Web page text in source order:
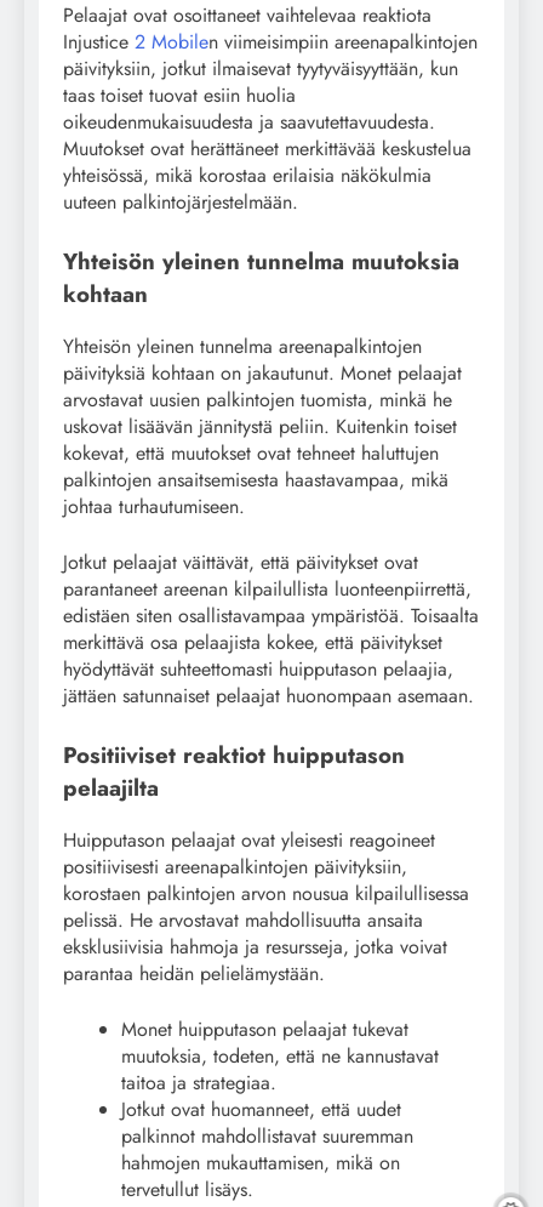
Pelaajat ovat osoittaneet vaihtelevaa reaktiota
Injustice 2 Mobilen viimeisimpiin areenapalkintojen
päivityksiin, jotkut ilmaisevat tyytyväisyyttään, kun
taas toiset tuovat esiin huolia
oikeudenmukaisuudesta ja saavutettavuudesta.
Muutokset ovat herättäneet merkittävää keskustelua
yhteisössä, mikä korostaa erilaisia näkökulmia
uuteen palkintojärjestelmään.
Yhteisön yleinen tunnelma muutoksia
kohtaan
Yhteisön yleinen tunnelma areenapalkintojen
päivityksiä kohtaan on jakautunut. Monet pelaajat
arvostavat uusien palkintojen tuomista, minkä he
uskovat lisäävän jännitystä peliin. Kuitenkin toiset
kokevat, että muutokset ovat tehneet haluttujen
palkintojen ansaitsemisesta haastavampaa, mikä
johtaa turhautumiseen.
Jotkut pelaajat väittävät, että päivitykset ovat
parantaneet areenan kilpailullista luonteenpiirrettä,
edistäen siten osallistavampaa ympäristöä. Toisaalta
merkittävä osa pelaajista kokee, että päivitykset
hyödyttävät suhteettomasti huipputason pelaajia,
jättäen satunnaiset pelaajat huonompaan asemaan.
Positiiviset reaktiot huipputason
pelaajilta
Huipputason pelaajat ovat yleisesti reagoineet
positiivisesti areenapalkintojen päivityksiin,
korostaen palkintojen arvon nousua kilpailullisessa
pelissä. He arvostavat mahdollisuutta ansaita
eksklusiivisia hahmoja ja resursseja, jotka voivat
parantaa heidän pelielämystään.
Monet huipputason pelaajat tukevat
muutoksia, todeten, että ne kannustavat
taitoa ja strategiaa.
Jotkut ovat huomanneet, että uudet
palkinnot mahdollistavat suuremman
hahmojen mukauttamisen, mikä on
tervetullut lisäys.